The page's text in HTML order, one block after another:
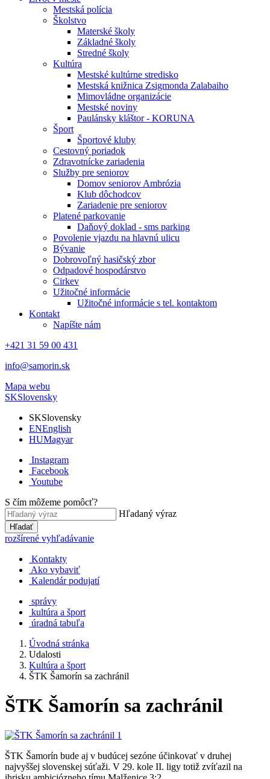
Mestská polícia
Školstvo
Materské školy
Základné školy
Stredné školy
Kultúra
Mestské kultúrne stredisko
Mestská knižnica Zsigmonda Zalabaiho
Mimovládne organizácie
Mestské noviny
Paulánsky kláštor - KORUNA
Šport
Športové kluby
Cestovný poriadok
Zdravotnícke zariadenia
Služby pre seniorov
Domov seniorov Ambrózia
Klub dôchodcov
Zariadenie pre seniorov
Platené parkovanie
Daňový doklad - sms parking
Povolenie vjazdu na hlavnú ulicu
Bývanie
Dobrovoľný hasičský zbor
Odpadové hospodárstvo
Cirkev
Užitočné informácie
Užitočné informácie s tel. kontaktom
Kontakt
Napíšte nám
+421 31 59 00 431
info@samorin.sk
Mapa webu
SKSlovensky
SKSlovensky
ENEnglish
HUMagyar
Instagram
Facebook
Youtube
S čím môžeme pomôcť?
Hľadaný výraz
Hľadať
rozšírené vyhľadávanie
Kontakty
Ako vybaviť
Kalendár podujatí
správy
kultúra a šport
úradná tabuľa
Úvodná stránka
Udalosti
Kultúra a šport
ŠTK Šamorín sa zachránil
ŠTK Šamorín sa zachránil
ŠTK Šamorín bude aj v budúcej sezóne účinkovať v druhej
najvyššej slovenskej súťaži. V 29. kole II. ligy totiž zvíťazil na